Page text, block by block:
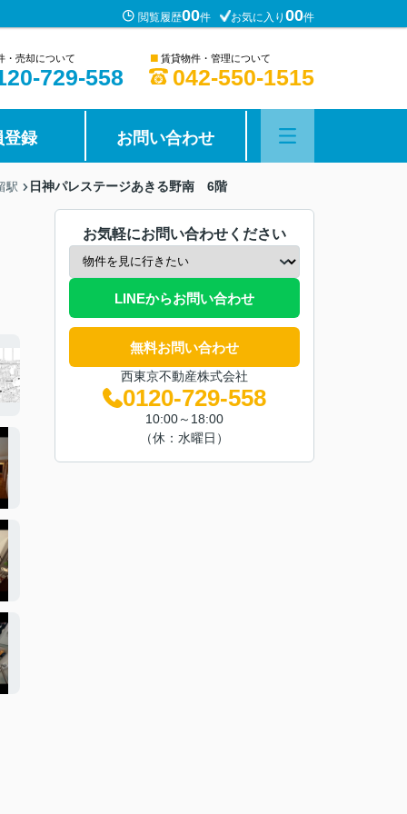
閲覧履歴00件 お気に入り 00件
・売却について
729-558
■ 賃貸物件・管理について
042-550-1515
登録 お問い合わせ
駅 日神パレステージあきる野南 6階
お気軽にお問い合わせください
LINEからお問い合わせ
無料お問い合わせ
西東京不動産株式会社
0120-729-558
10:00～18:00
（休：水曜日）